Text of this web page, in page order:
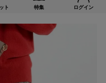
ト 特集 ログイン